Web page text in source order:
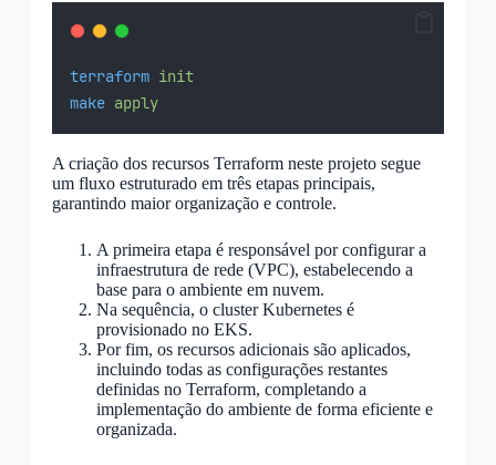
terraform init
make apply
A criação dos recursos Terraform neste projeto segue
um fluxo estruturado em três etapas principais,
garantindo maior organização e controle.
A primeira etapa é responsável por configurar a
infraestrutura de rede (VPC), estabelecendo a
base para o ambiente em nuvem.
Na sequência, o cluster Kubernetes é
provisionado no EKS.
Por fim, os recursos adicionais são aplicados,
incluindo todas as configurações restantes
definidas no Terraform, completando a
implementação do ambiente de forma eficiente e
organizada.